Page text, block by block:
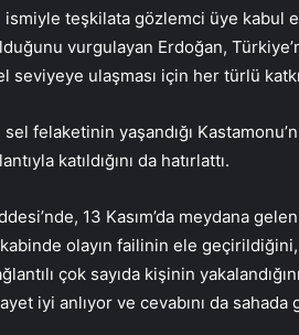
ismiyle teşkilata gözlemci üye kabul
vurgulayan Erdoğan,
seviyeye ulaşması için her türlü
sel felaketinin yaşandığı
katıldığını da hatırlattı.
13 Kasım’da meydana
olayın failinin ele
çok sayıda kişinin
iyi anlıyor ve cevabını da